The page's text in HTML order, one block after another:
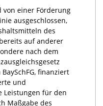
von einer Förderung
ausgeschlossen,
des
auf anderer
nach dem
finanziert
und
Leistungen für den
Maßgabe des